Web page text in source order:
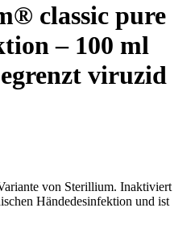
classic pure
– 100 ml
viruzid
von Sterillium. Inaktiviert
Händedesinfektion und ist